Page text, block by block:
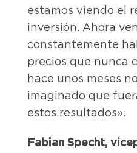
estamos viendo el
inversión. Ahora
constantemente
precios que nunca
hace unos meses
imaginado que
estos resultados».
Fabian Specht,